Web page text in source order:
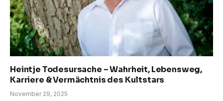
Heintje Todesursache – Wahrheit, Lebensweg,
Karriere & Vermächtnis des Kultstars
November 29, 2025